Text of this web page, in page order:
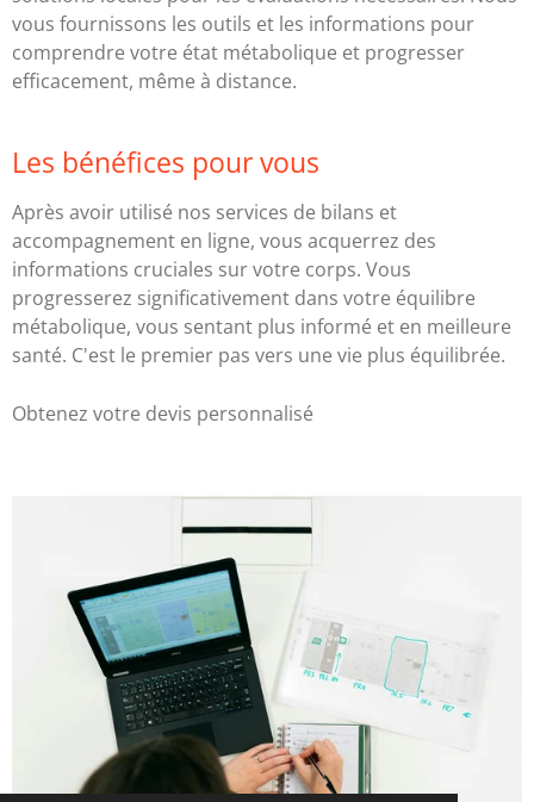
vous fournissons les outils et les informations pour
comprendre votre état métabolique et progresser
efficacement, même à distance.
Les bénéfices pour vous
Après avoir utilisé nos services de bilans et
accompagnement en ligne, vous acquerrez des
informations cruciales sur votre corps. Vous
progresserez significativement dans votre équilibre
métabolique, vous sentant plus informé et en meilleure
santé. C'est le premier pas vers une vie plus équilibrée.
Obtenez votre devis personnalisé